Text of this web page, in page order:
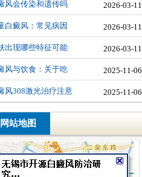
风会传染和遗传吗 2026-03-11
白癜风：常见病因 2026-03-11
出现哪些特征可能 2026-03-11
风与饮食：关于吃 2025-11-06
风308激光治疗注意 2025-11-06
网站地图